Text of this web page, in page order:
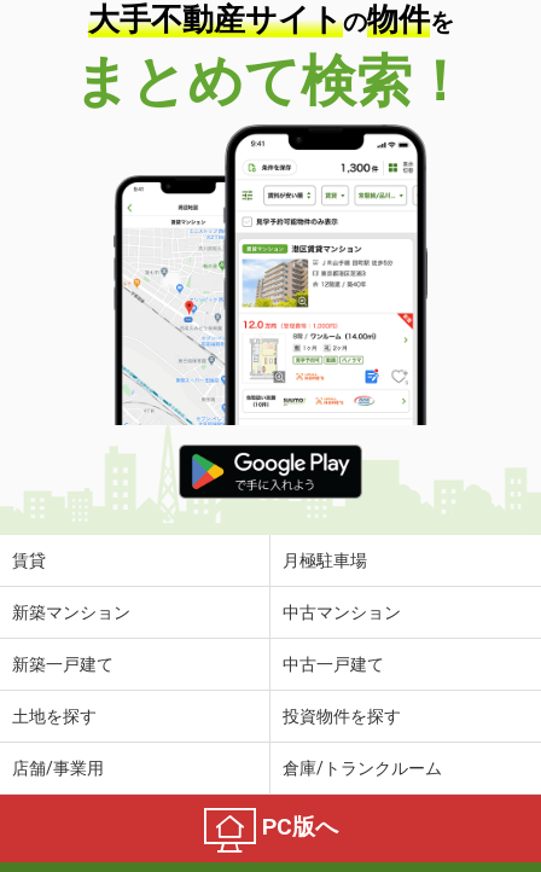
大手不動産サイトの物件を
まとめて検索！
賃貸 月極駐車場
新築マンション 中古マンション
新築一戸建て 中古一戸建て
土地を探す 投資物件を探す
店舗/事業用 倉庫/トランクルーム
PC版へ